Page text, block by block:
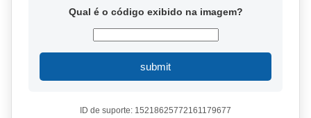
Qual é o código exibido na imagem?
submit
ID de suporte: 15218625772161179677